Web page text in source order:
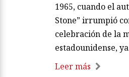
1965, cuando el
Stone” irrumpió
celebración de la
estadounidense,
Leer más